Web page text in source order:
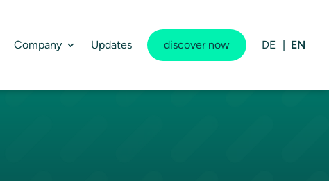
Company Updates discover now DE EN